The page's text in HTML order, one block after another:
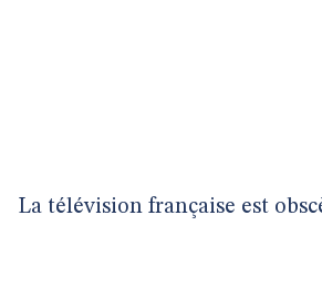
La télévision française est